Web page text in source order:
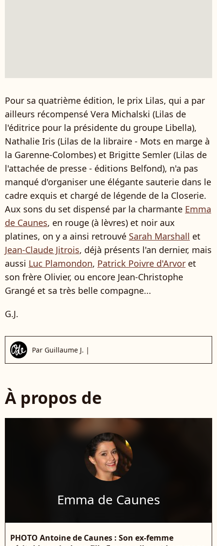
Pour sa quatrième édition, le prix Lilas, qui a par
ailleurs récompensé Vera Michalski (Lilas de
l'éditrice pour la présidente du groupe Libella),
Nathalie Iris (Lilas de la libraire - Mots en marge à
la Garenne-Colombes) et Brigitte Semler (Lilas de
l'attachée de presse - éditions Belfond), n'a pas
manqué d'organiser une élégante sauterie dans le
cadre exquis et chargé de légende de la Closerie.
Aux sons du set dispensé par la charmante Emma
de Caunes, en rouge (à lèvres) et noir aux
platines, on y a ainsi retrouvé Sarah Marshall et
Jean-Claude Jitrois, déjà présents l'an dernier, mais
aussi Luc Plamondon, Patrick Poivre d'Arvor et
son frère Olivier, ou encore Jean-Christophe
Grangé et sa très belle compagne...
G.J.
Par Guillaume J. |
À propos de
Emma de Caunes
PHOTO Antoine de Caunes : Son ex-femme